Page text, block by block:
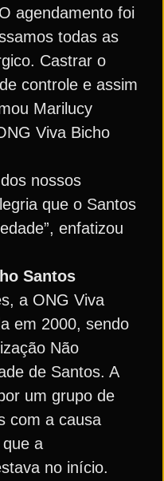
agendamento foi
todas as
Castrar o
controle e assim
Marilucy
Viva Bicho
nossos
que o Santos
enfatizou
Santos
a ONG Viva
em 2000, sendo
Não
de Santos. A
um grupo de
com a causa
a
no início.